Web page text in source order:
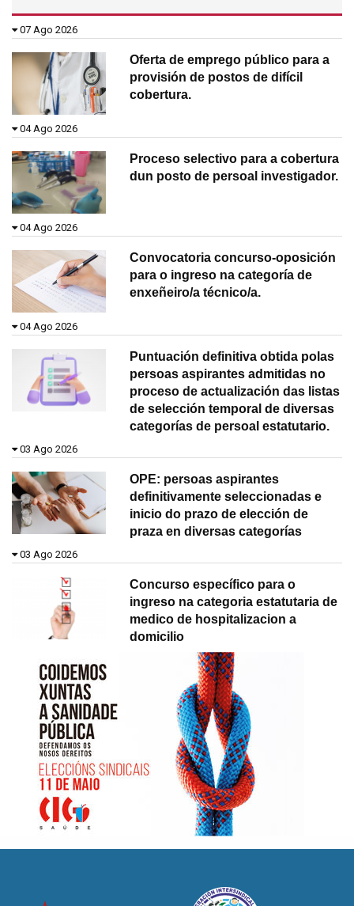
07 Ago 2026
Oferta de emprego público para a
provisión de postos de difícil
cobertura.
04 Ago 2026
Proceso selectivo para a cobertura
dun posto de persoal investigador.
04 Ago 2026
Convocatoria concurso-oposición
para o ingreso na categoría de
enxeñeiro/a técnico/a.
04 Ago 2026
Puntuación definitiva obtida polas
persoas aspirantes admitidas no
proceso de actualización das listas
de selección temporal de diversas
categorías de persoal estatutario.
03 Ago 2026
OPE: persoas aspirantes
definitivamente seleccionadas e
inicio do prazo de elección de
praza en diversas categorías
03 Ago 2026
Concurso específico para o
ingreso na categoria estatutaria de
medico de hospitalizacion a
domicilio